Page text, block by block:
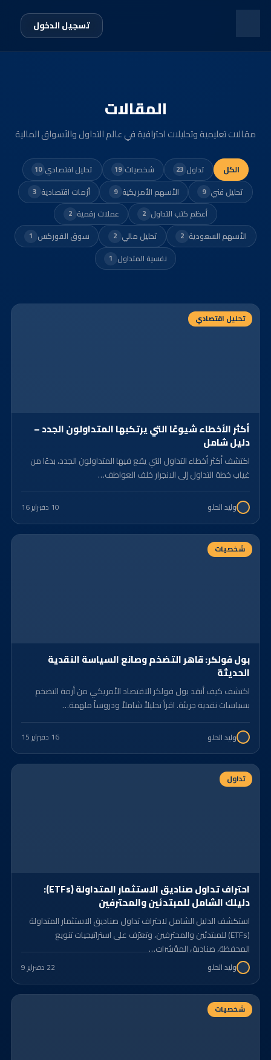
تسجيل الدخول
المقالات
مقالات تعليمية وتحليلات احترافية في عالم التداول والأسواق المالية
الكل تداول 23 شخصيات 19 تحليل اقتصادي 10
تحليل فني 9 الأسهم الأمريكية 9 أزمات اقتصادية 3
أعظم كتب التداول 2 عملات رقمية 2
الأسهم السعودية 2 تحليل مالي 2 سوق الفوركس 1
نفسية المتداول 1
تحليل اقتصادي
أكثر الأخطاء شيوعًا التي يرتكبها المتداولون الجدد –
دليل شامل​
اكتشف أكثر أخطاء التداول التي يقع فيها المتداولون الجدد، بدءًا من
غياب خطة التداول إلى الانجرار خلف العواطف…
وليد الحلو 10 د فبراير 16
شخصيات
بول فولكر: قاهر التضخم وصانع السياسة النقدية
الحديثة ​
اكتشف كيف أنقذ بول فولكر الاقتصاد الأمريكي من أزمة التضخم
بسياسات نقدية جريئة. اقرأ تحليلاً شاملاً ودروساً ملهمة…
وليد الحلو 16 د فبراير 15
تداول
احتراف تداول صناديق الاستثمار المتداولة (ETFs):
دليلك الشامل للمبتدئين والمحترفين
استكشف الدليل الشامل لاحتراف تداول صناديق الاستثمار المتداولة
(ETFs) للمبتدئين والمحترفين، وتعرّف على استراتيجيات تنويع
المحفظة، صناديق المؤشرات…
وليد الحلو 22 د فبراير 9
شخصيات